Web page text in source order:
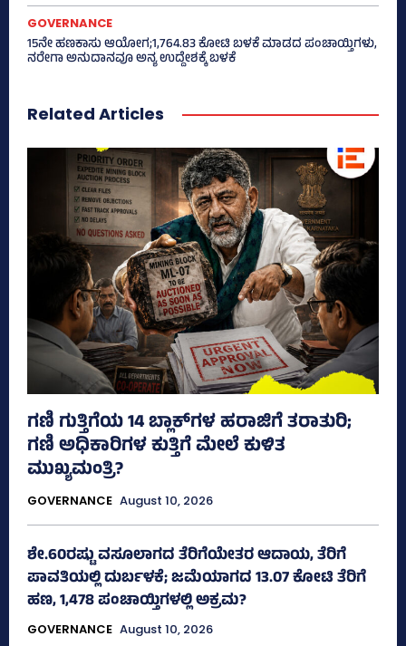
GOVERNANCE
15ನೇ ಹಣಕಾಸು ಆಯೋಗ;1,764.83 ಕೋಟಿ ಬಳಕೆ ಮಾಡದ ಪಂಚಾಯ್ತಿಗಳು,
ನರೇಗಾ ಅನುದಾನವೂ ಅನ್ಯ ಉದ್ದೇಶಕ್ಕೆ ಬಳಕೆ
Related Articles
ಗಣಿ ಗುತ್ತಿಗೆಯ 14 ಬ್ಲಾಕ್‌ಗಳ ಹರಾಜಿಗೆ ತರಾತುರಿ;
ಗಣಿ ಅಧಿಕಾರಿಗಳ ಕುತ್ತಿಗೆ ಮೇಲೆ ಕುಳಿತ
ಮುಖ್ಯಮಂತ್ರಿ?
GOVERNANCE August 10, 2026
ಶೇ.60ರಷ್ಟು ವಸೂಲಾಗದ ತೆರಿಗೆಯೇತರ ಆದಾಯ, ತೆರಿಗೆ
ಪಾವತಿಯಲ್ಲಿ ದುರ್ಬಳಕೆ; ಜಮೆಯಾಗದ 13.07 ಕೋಟಿ ತೆರಿಗೆ
ಹಣ, 1,478 ಪಂಚಾಯ್ತಿಗಳಲ್ಲಿ ಅಕ್ರಮ?
GOVERNANCE August 10, 2026